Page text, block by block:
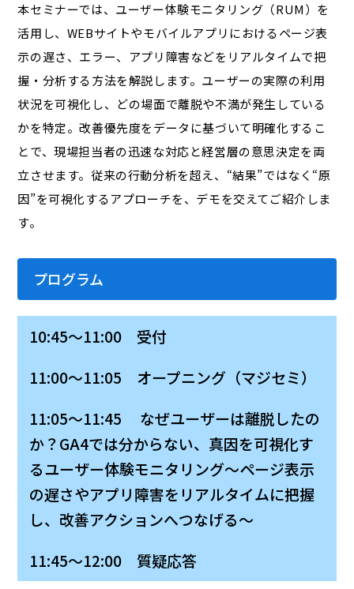
本セミナーでは、ユーザー体験モニタリング（RUM）を
活用し、WEBサイトやモバイルアプリにおけるページ表
示の遅さ、エラー、アプリ障害などをリアルタイムで把
握・分析する方法を解説します。ユーザーの実際の利用
状況を可視化し、どの場面で離脱や不満が発生している
かを特定。改善優先度をデータに基づいて明確化するこ
とで、現場担当者の迅速な対応と経営層の意思決定を両
立させます。従来の行動分析を超え、“結果”ではなく“原
因”を可視化するアプローチを、デモを交えてご紹介しま
す。
プログラム
10:45～11:00 受付
11:00～11:05 オープニング（マジセミ）
11:05～11:45 なぜユーザーは離脱したの
か？GA4では分からない、真因を可視化す
るユーザー体験モニタリング〜ページ表示
の遅さやアプリ障害をリアルタイムに把握
し、改善アクションへつなげる〜
11:45～12:00 質疑応答